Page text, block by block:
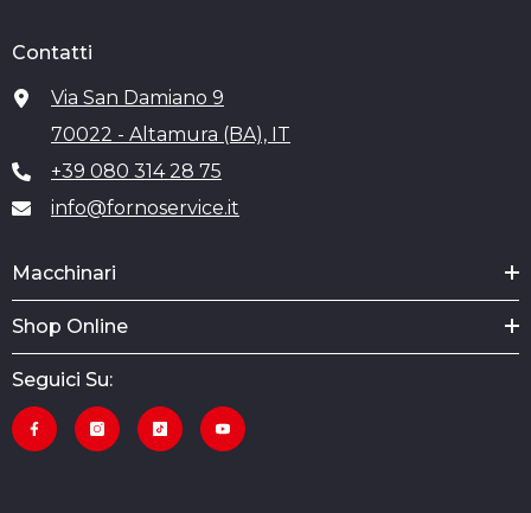
Contatti
Via San Damiano 9
70022 - Altamura (BA), IT
+39 080 314 28 75
info@fornoservice.it
Macchinari
Shop Online
Seguici Su: